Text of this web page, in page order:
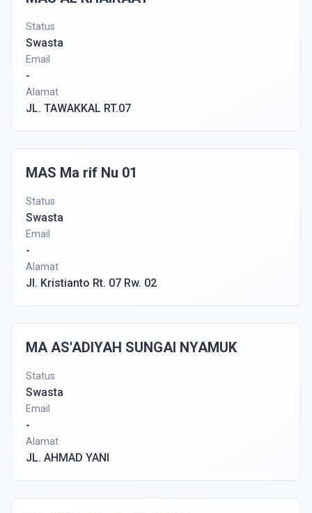
Status
Swasta
Email
-
Alamat
JL. TAWAKKAL RT.07
MAS Ma rif Nu 01
Status
Swasta
Email
-
Alamat
Jl. Kristianto Rt. 07 Rw. 02
MA AS'ADIYAH SUNGAI NYAMUK
Status
Swasta
Email
-
Alamat
JL. AHMAD YANI